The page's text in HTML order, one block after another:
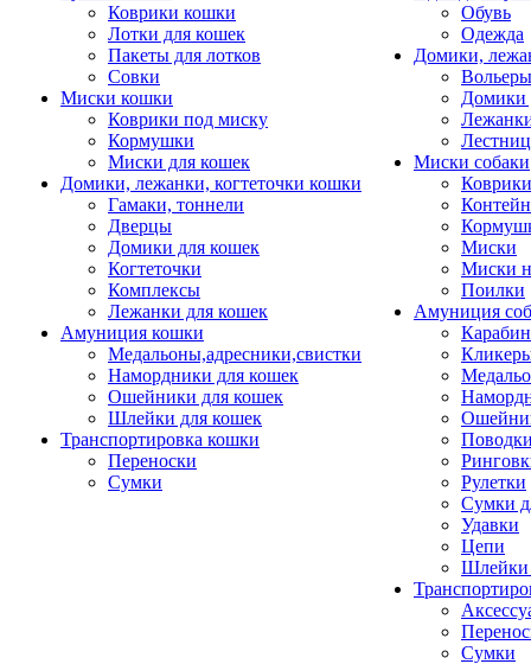
Коврики кошки
Лотки для кошек
Пакеты для лотков
Совки
Миски кошки
Коврики под миску
Кормушки
Миски для кошек
Домики, лежанки, когтеточки кошки
Гамаки, тоннели
Дверцы
Домики для кошек
Когтеточки
Комплексы
Лежанки для кошек
Амуниция кошки
Медальоны,адресники,свистки
Намордники для кошек
Ошейники для кошек
Шлейки для кошек
Транспортировка кошки
Переноски
Сумки
Обувь
Одежда
Домики,
Домики
Миски собаки
Миски
Миски
Поилки
Амуниция
Рулетки
Сумки
Удавки
Цепи
Шлейки
Сумки